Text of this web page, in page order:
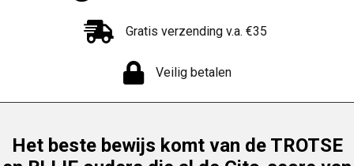
Gratis verzending v.a. €35
Veilig betalen
Het beste bewijs komt van de TROTSE